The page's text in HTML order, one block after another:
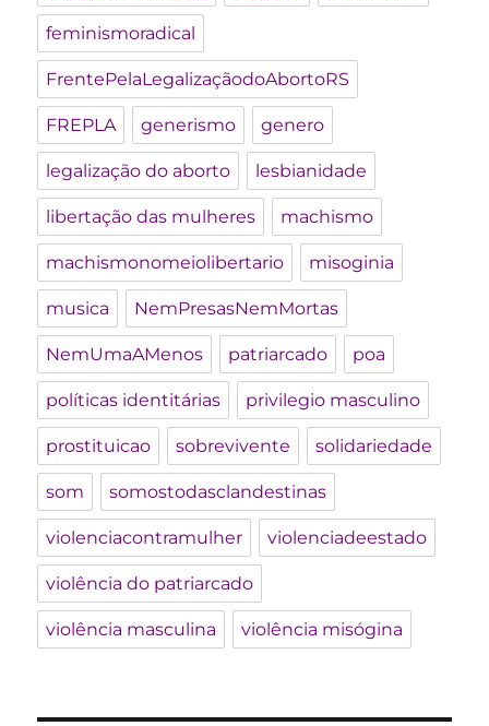
feminismoradical
FrentePelaLegalizaçãodoAbortoRS
FREPLA generismo genero
legalização do aborto lesbianidade
libertação das mulheres machismo
machismonomeiolibertario misoginia
musica NemPresasNemMortas
NemUmaAMenos patriarcado poa
políticas identitárias privilegio masculino
prostituicao sobrevivente solidariedade
som somostodasclandestinas
violenciacontramulher violenciadeestado
violência do patriarcado
violência masculina violência misógina